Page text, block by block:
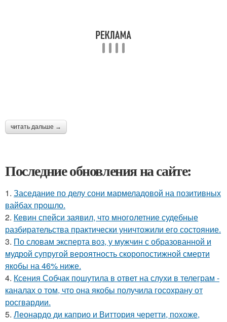
читать дальше →
Последние обновления на сайте:
1. Заседание по делу сони мармеладовой на позитивных
вайбах прошло.
2. Кевин спейси заявил, что многолетние судебные
разбирательства практически уничтожили его состояние.
3. По словам эксперта воз, у мужчин с образованной и
мудрой супругой вероятность скоропостижной смерти
якобы на 46% ниже.
4. Ксения Собчак пошутила в ответ на слухи в телеграм -
каналах о том, что она якобы получила госохрану от
росгвардии.
5. Леонардо ди каприо и Виттория черетти, похоже,